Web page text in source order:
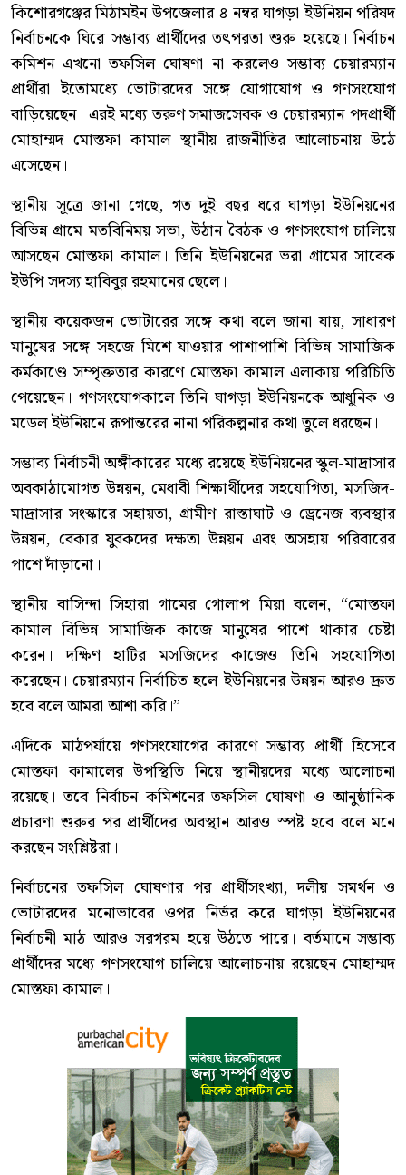
কিশোরগঞ্জের মিঠামইন উপজেলার ৪ নম্বর ঘাগড়া ইউনিয়ন পরিষদ
নির্বাচনকে ঘিরে সম্ভাব্য প্রার্থীদের তৎপরতা শুরু হয়েছে। নির্বাচন
কমিশন এখনো তফসিল ঘোষণা না করলেও সম্ভাব্য চেয়ারম্যান
প্রার্থীরা ইতোমধ্যে ভোটারদের সঙ্গে যোগাযোগ ও গণসংযোগ
বাড়িয়েছেন। এরই মধ্যে তরুণ সমাজসেবক ও চেয়ারম্যান পদপ্রার্থী
মোহাম্মদ মোস্তফা কামাল স্থানীয় রাজনীতির আলোচনায় উঠে
এসেছেন।
স্থানীয় সূত্রে জানা গেছে, গত দুই বছর ধরে ঘাগড়া ইউনিয়নের
বিভিন্ন গ্রামে মতবিনিময় সভা, উঠান বৈঠক ও গণসংযোগ চালিয়ে
আসছেন মোস্তফা কামাল। তিনি ইউনিয়নের ভরা গ্রামের সাবেক
ইউপি সদস্য হাবিবুর রহমানের ছেলে।
স্থানীয় কয়েকজন ভোটারের সঙ্গে কথা বলে জানা যায়, সাধারণ
মানুষের সঙ্গে সহজে মিশে যাওয়ার পাশাপাশি বিভিন্ন সামাজিক
কর্মকাণ্ডে সম্পৃক্ততার কারণে মোস্তফা কামাল এলাকায় পরিচিতি
পেয়েছেন। গণসংযোগকালে তিনি ঘাগড়া ইউনিয়নকে আধুনিক ও
মডেল ইউনিয়নে রূপান্তরের নানা পরিকল্পনার কথা তুলে ধরছেন।
সম্ভাব্য নির্বাচনী অঙ্গীকারের মধ্যে রয়েছে ইউনিয়নের স্কুল-মাদ্রাসার
অবকাঠামোগত উন্নয়ন, মেধাবী শিক্ষার্থীদের সহযোগিতা, মসজিদ-
মাদ্রাসার সংস্কারে সহায়তা, গ্রামীণ রাস্তাঘাট ও ড্রেনেজ ব্যবস্থার
উন্নয়ন, বেকার যুবকদের দক্ষতা উন্নয়ন এবং অসহায় পরিবারের
পাশে দাঁড়ানো।
স্থানীয় বাসিন্দা সিহারা গামের গোলাপ মিয়া বলেন, “মোস্তফা
কামাল বিভিন্ন সামাজিক কাজে মানুষের পাশে থাকার চেষ্টা
করেন। দক্ষিণ হাটির মসজিদের কাজেও তিনি সহযোগিতা
করেছেন। চেয়ারম্যান নির্বাচিত হলে ইউনিয়নের উন্নয়ন আরও দ্রুত
হবে বলে আমরা আশা করি।”
এদিকে মাঠপর্যায়ে গণসংযোগের কারণে সম্ভাব্য প্রার্থী হিসেবে
মোস্তফা কামালের উপস্থিতি নিয়ে স্থানীয়দের মধ্যে আলোচনা
রয়েছে। তবে নির্বাচন কমিশনের তফসিল ঘোষণা ও আনুষ্ঠানিক
প্রচারণা শুরুর পর প্রার্থীদের অবস্থান আরও স্পষ্ট হবে বলে মনে
করছেন সংশ্লিষ্টরা।
নির্বাচনের তফসিল ঘোষণার পর প্রার্থীসংখ্যা, দলীয় সমর্থন ও
ভোটারদের মনোভাবের ওপর নির্ভর করে ঘাগড়া ইউনিয়নের
নির্বাচনী মাঠ আরও সরগরম হয়ে উঠতে পারে। বর্তমানে সম্ভাব্য
প্রার্থীদের মধ্যে গণসংযোগ চালিয়ে আলোচনায় রয়েছেন মোহাম্মদ
মোস্তফা কামাল।